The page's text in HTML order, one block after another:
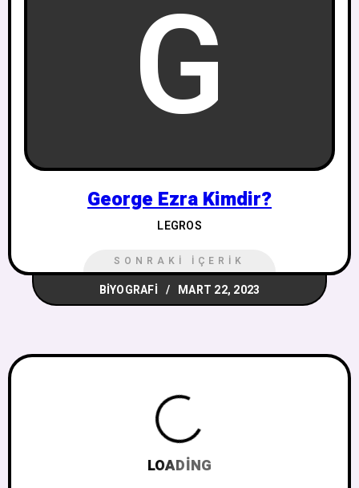
G
George Ezra Kimdir?
LEGROS
SONRAKI İÇERIK
BIYOGRAFI MART 22, 2023
LOADING